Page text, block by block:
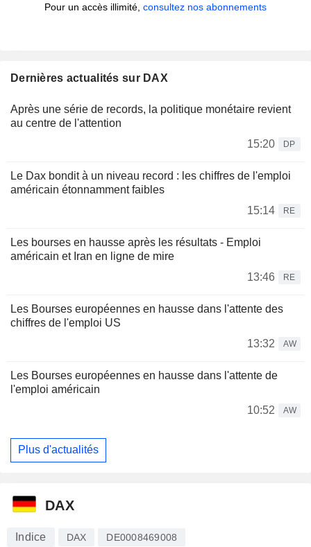
Pour un accès illimité, consultez nos abonnements
Dernières actualités sur DAX
Après une série de records, la politique monétaire revient
au centre de l'attention
15:20
DP
Le Dax bondit à un niveau record : les chiffres de l'emploi
américain étonnamment faibles
15:14
RE
Les bourses en hausse après les résultats - Emploi
américain et Iran en ligne de mire
13:46
RE
Les Bourses européennes en hausse dans l'attente des
chiffres de l'emploi US
13:32
AW
Les Bourses européennes en hausse dans l'attente de
l'emploi américain
10:52
AW
Plus d'actualités
DAX
Indice DAX DE0008469008